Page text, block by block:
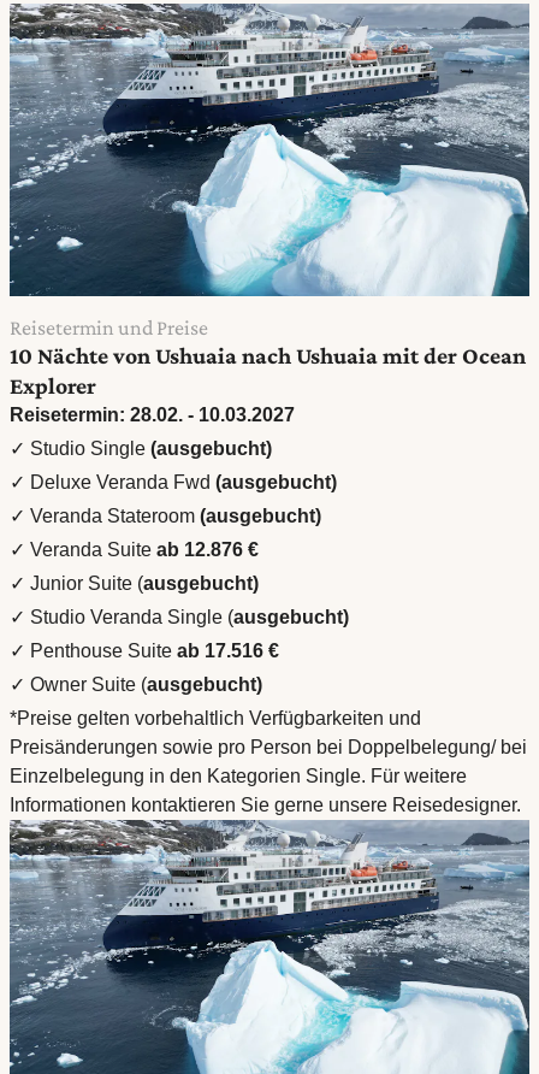
Reisetermin und Preise
10 Nächte von Ushuaia nach Ushuaia mit der Ocean
Explorer
Reisetermin: 28.02. - 10.03.2027
✓ Studio Single (ausgebucht)
✓ Deluxe Veranda Fwd (ausgebucht)
✓ Veranda Stateroom (ausgebucht)
✓ Veranda Suite ab 12.876 €
✓ Junior Suite (ausgebucht)
✓ Studio Veranda Single (ausgebucht)
✓ Penthouse Suite ab 17.516 €
✓ Owner Suite (ausgebucht)
*Preise gelten vorbehaltlich Verfügbarkeiten und
Preisänderungen sowie pro Person bei Doppelbelegung/ bei
Einzelbelegung in den Kategorien Single. Für weitere
Informationen kontaktieren Sie gerne unsere Reisedesigner.